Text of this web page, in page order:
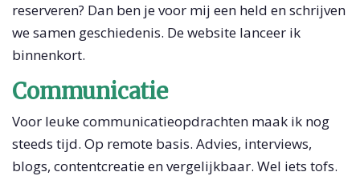
reserveren? Dan ben je voor mij een held en schrijven
we samen geschiedenis. De website lanceer ik
binnenkort.
Communicatie
Voor leuke communicatieopdrachten maak ik nog
steeds tijd. Op remote basis. Advies, interviews,
blogs, contentcreatie en vergelijkbaar. Wel iets tofs.